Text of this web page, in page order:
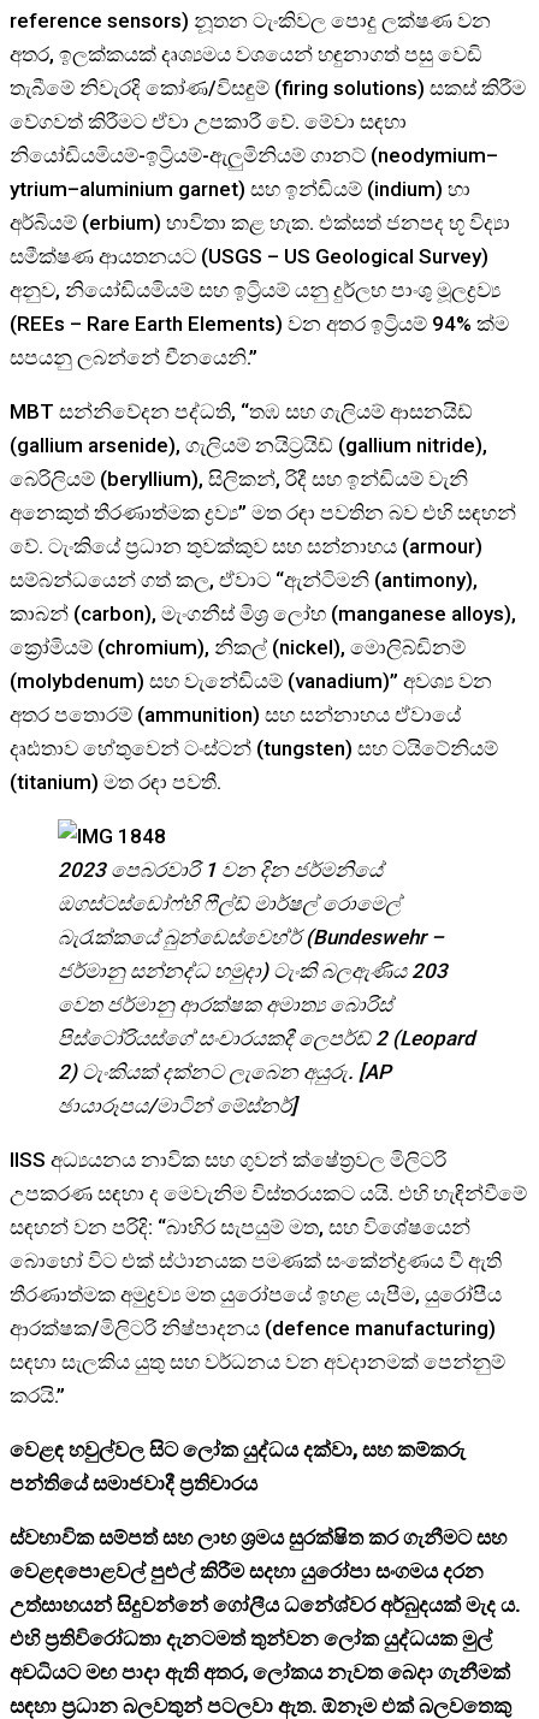
reference sensors) නූතන ටැංකිවල පොදු ලක්ෂණ වන
අතර, ඉලක්කයක් දෘශ්‍යමය වශයෙන් හඳුනාගත් පසු වෙඩි
තැබීමේ නිවැරදි කෝණ/විසඳුම් (firing solutions) සකස් කිරීම
වේගවත් කිරීමට ඒවා උපකාරී වේ. මේවා සඳහා
නියෝඩියමියම්-ඉට්‍රියම්-ඇලුමිනියම් ගානට් (neodymium–
ytrium–aluminium garnet) සහ ඉන්ඩියම් (indium) හා
අර්බියම් (erbium) භාවිතා කළ හැක. එක්සත් ජනපද භූ විද්‍යා
සමීක්ෂණ ආයතනයට (USGS – US Geological Survey)
අනුව, නියෝඩියමියම් සහ ඉට්‍රියම් යනු දුර්ලභ පාංශු මූලද්‍රව්‍ය
(REEs – Rare Earth Elements) වන අතර ඉට්‍රියම් 94% ක්ම
සපයනු ලබන්නේ චීනයෙනි.”
MBT සන්නිවේදන පද්ධති, “තඹ සහ ගැලියම් ආසනයිඩ්
(gallium arsenide), ගැලියම් නයිට්‍රයිඩ් (gallium nitride),
බෙරිලියම් (beryllium), සිලිකන්, රිදී සහ ඉන්ඩියම් වැනි
අනෙකුත් තීරණාත්මක ද්‍රව්‍ය” මත රඳා පවතින බව එහි සඳහන්
වේ. ටැංකියේ ප්‍රධාන තුවක්කුව සහ සන්නාහය (armour)
සම්බන්ධයෙන් ගත් කල, ඒවාට “ඇන්ටිමනි (antimony),
කාබන් (carbon), මැංගනීස් මිශ්‍ර ලෝහ (manganese alloys),
ක්‍රෝමියම් (chromium), නිකල් (nickel), මොලිබ්ඩිනම්
(molybdenum) සහ වැනේඩියම් (vanadium)” අවශ්‍ය වන
අතර පතොරම් (ammunition) සහ සන්නාහය ඒවායේ
දෘඪතාව හේතුවෙන් ටංස්ටන් (tungsten) සහ ටයිටේනියම්
(titanium) මත රඳා පවතී.
2023 පෙබරවාරි 1 වන දින ජර්මනියේ
ඔගස්ටස්ඩෝෆ්හි ෆීල්ඩ් මාර්ෂල් රොමෙල්
බැරැක්කයේ බුන්ඩෙස්වෙහ්ර් (Bundeswehr –
ජර්මානු සන්නද්ධ හමුදා) ටැංකි බලඇණිය 203
වෙත ජර්මානු ආරක්ෂක අමාත්‍ය බොරිස්
පිස්ටෝරියස්ගේ සංචාරයකදී ලෙපර්ඩ් 2 (Leopard
2) ටැංකියක් දක්නට ලැබෙන අයුරු. [AP
ඡායාරූපය/මාටින් මේස්නර්]
IISS අධ්‍යයනය නාවික සහ ගුවන් ක්ෂේත්‍රවල මිලිටරි
උපකරණ සඳහා ද මෙවැනිම විස්තරයකට යයි. එහි හැඳින්වීමේ
සඳහන් වන පරිදි: “බාහිර සැපයුම් මත, සහ විශේෂයෙන්
බොහෝ විට එක් ස්ථානයක පමණක් සංකේන්ද්‍රණය වී ඇති
තීරණාත්මක අමුද්‍රව්‍ය මත යුරෝපයේ ඉහළ යැපීම, යුරෝපීය
ආරක්ෂක/මිලිටරි නිෂ්පාදනය (defence manufacturing)
සඳහා සැලකිය යුතු සහ වර්ධනය වන අවදානමක් පෙන්නුම්
කරයි.”
වෙළඳ හවුල්වල සිට ලෝක යුද්ධය දක්වා, සහ කම්කරු
පන්තියේ සමාජවාදී ප්‍රතිචාරය
ස්වභාවික සම්පත් සහ ලාභ ශ්‍රමය සුරක්ෂිත කර ගැනීමට සහ
වෙළඳපොළවල් පුළුල් කිරීම සදහා යුරෝපා සංගමය දරන
උත්සාහයන් සිදුවන්නේ ගෝලීය ධනේශ්වර අර්බුදයක් මැද ය.
එහි ප්‍රතිවිරෝධතා දැනටමත් තුන්වන ලෝක යුද්ධයක මුල්
අවධියට මඟ පාදා ඇති අතර, ලෝකය නැවත බෙදා ගැනීමක්
සඳහා ප්‍රධාන බලවතුන් පටලවා ඇත. ඕනෑම එක් බලවතෙකු